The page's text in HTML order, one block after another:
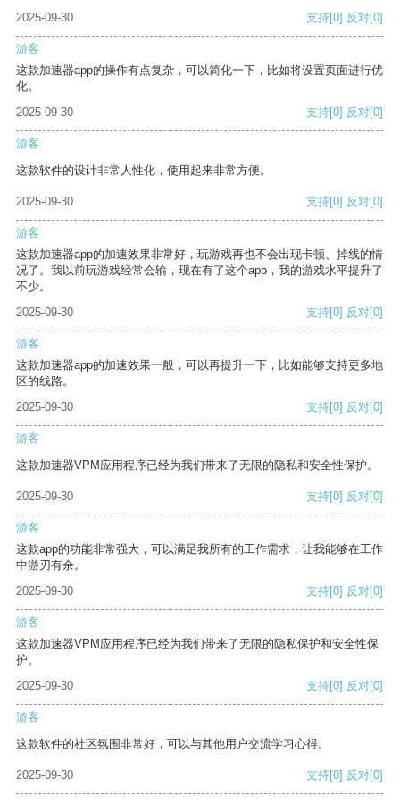
2025-09-30 支持[0] 反对[0]
游客
这款加速器app的操作有点复杂，可以简化一下，比如将设置页面进行优
化。
2025-09-30
支持[0] 反对[0]
游客
这款软件的设计非常人性化，使用起来非常方便。
2025-09-30 支持[0] 反对[0]
游客
这款加速器app的加速效果非常好，玩游戏再也不会出现卡顿、掉线的情
况了。我以前玩游戏经常会输，现在有了这个app，我的游戏水平提升了
不少。
2025-09-30
支持[0] 反对[0]
游客
这款加速器app的加速效果一般，可以再提升一下，比如能够支持更多地
区的线路。
2025-09-30
支持[0] 反对[0]
游客
这款加速器VPM应用程序已经为我们带来了无限的隐私和安全性保护。
2025-09-30 支持[0] 反对[0]
游客
这款app的功能非常强大，可以满足我所有的工作需求，让我能够在工作
中游刃有余。
2025-09-30
支持[0] 反对[0]
游客
这款加速器VPM应用程序已经为我们带来了无限的隐私保护和安全性保
护。
2025-09-30
支持[0] 反对[0]
游客
这款软件的社区氛围非常好，可以与其他用户交流学习心得。
2025-09-30 支持[0] 反对[0]